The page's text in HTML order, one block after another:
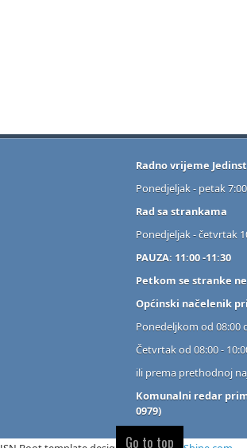
Radno vrijeme
Ponedjeljak - petak
Rad sa strankama
Ponedjeljak - četvrtak
PAUZA: 11:00 -11:30
Petkom se stranke
Općinski načelenik
Ponedeljkom od 08:00
Četvrtak od 08:00 -
ili prema prethodnoj
Komunalni redar
0979)
Go to top